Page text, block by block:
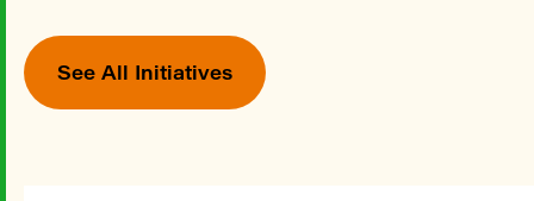
See All Initiatives